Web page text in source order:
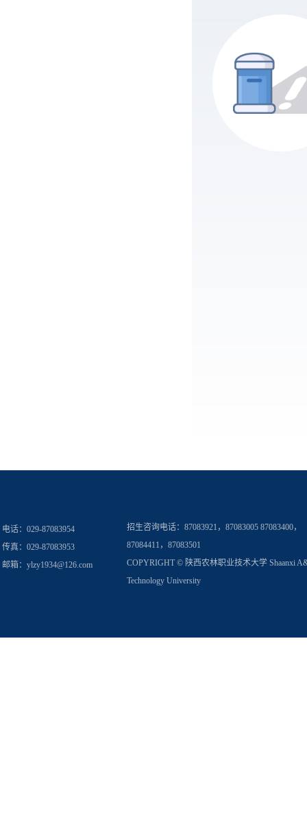
电话：029-87083954
传真：029-87083953
邮箱： ylzy1934@126.com
招生咨询电话： 87083921，87083005 87083400，
87084411，87083501
COPYRIGHT © 陕西农林职业技术大学 Shaanxi
Technology University